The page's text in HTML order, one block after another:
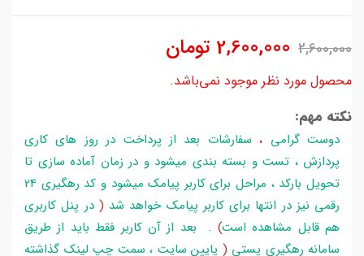
2,600,000
2,600,000 تومان
محصول مورد نظر موجود نمی‌باشد.
نکته مهم:
دوست گرامی ،سفارشات بعد از پرداخت در روز های کاری
پردازش ، تست و بسته بندی میشود و در زمان آماده سازی تا
تحویل بارکد ، مراحل برای کاربر پیامک میشود و کد رهگیری 24
رقمی نیز در انتها برای کاربر پیامک خواهد شد ( در پنل کاربری
هم قابل مشاهده است) . بعد از آن کاربر فقط باید از طریق
سامانه رهگیری پستی ( پایین سایت ، سمت چپ لینک گذاشته